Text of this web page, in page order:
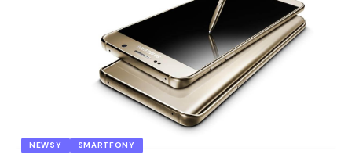
NEWSY SMARTFONY